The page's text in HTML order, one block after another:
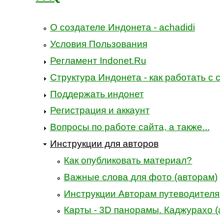
О создателе Индонета - achadidi
Условия Пользования
Регламент Indonet.Ru
Структура Индонета - как работать с
Поддержать индонет
Регистрация и аккаунт
Вопросы по работе сайта, а также...
Инструкции для авторов
Как опубликовать материал?
Важные слова для фото (авторам)
Инструкции Авторам путеводителя
Карты - 3D панорамы. Каджурахо